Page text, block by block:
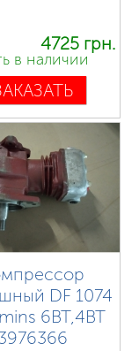
4725 грн.
в наличии
DF 1074
6BT,4BT